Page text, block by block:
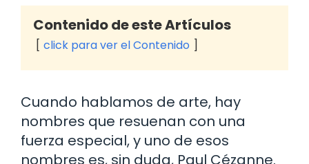
Contenido de este Artículos
click para ver el Contenido
Cuando hablamos de arte, hay
nombres que resuenan con una
fuerza especial, y uno de esos
nombres es, sin duda, Paul Cézanne.